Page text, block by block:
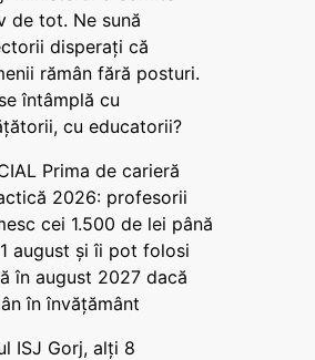
de tot. Ne sună
disperați că
rămân fără posturi.
întâmplă cu
cu educatorii?
Prima de carieră
2026: profesorii
cei 1.500 de lei până
august și îi pot folosi
în august 2027 dacă
în învățământ
ISJ Gorj, alți 8